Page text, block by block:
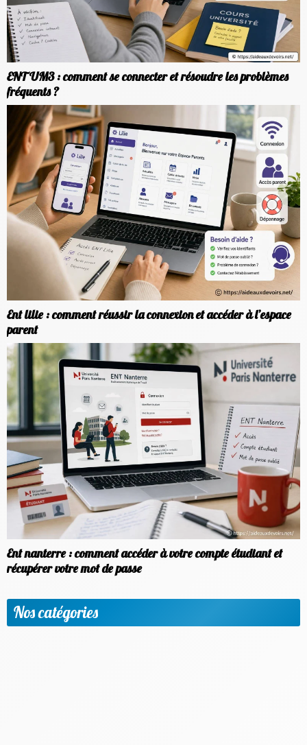
ENT UM3 : comment se connecter et résoudre les problèmes
fréquents ?
Ent lilie : comment réussir la connexion et accéder à l’espace
parent
Ent nanterre : comment accéder à votre compte étudiant et
récupérer votre mot de passe
Nos catégories